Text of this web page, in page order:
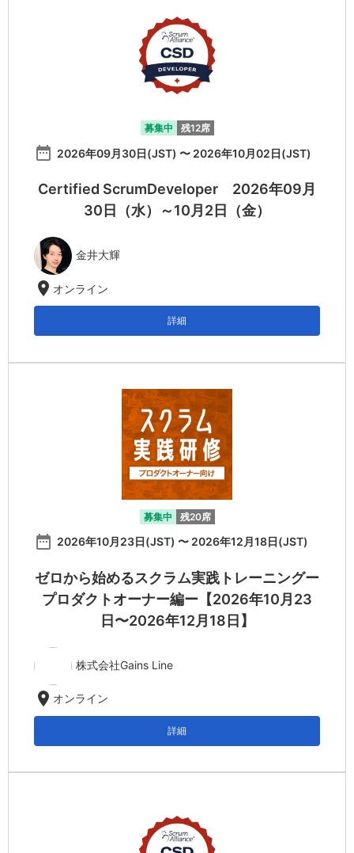
募集中 残12席
date_range 2026年09月30日(JST) 〜 2026年10月02日(JST)
Certified ScrumDeveloper 2026年09月
30日（水）～10月2日（金）
金井大輝
location_on オンライン
詳細
募集中 残20席
date_range 2026年10月23日(JST) 〜 2026年12月18日(JST)
ゼロから始めるスクラム実践トレーニングー
プロダクトオーナー編ー【2026年10月23
日〜2026年12月18日】
株式会社Gains Line
location_on オンライン
詳細